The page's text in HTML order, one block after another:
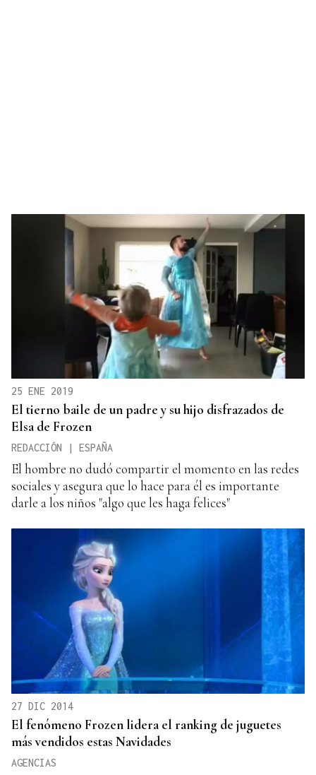
25 ENE 2019
El tierno baile de un padre y su hijo disfrazados de
Elsa de Frozen
REDACCIÓN | ESPAÑA
El hombre no dudó compartir el momento en las redes
sociales y asegura que lo hace para él es importante
darle a los niños "algo que les haga felices"
27 DIC 2014
El fenómeno Frozen lidera el ranking de juguetes
más vendidos estas Navidades
AGENCIAS